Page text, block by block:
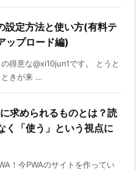
定方法と使い方(有料テ
ップロード編)
得意な@xi10jun1です。 とうと
きが来 ...
求められるものとは？読
く「使う」という視点に
！今PWAのサイトを作ってい